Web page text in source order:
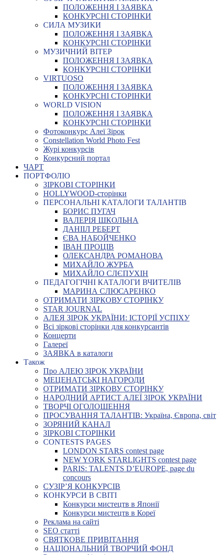
ПОЛОЖЕННЯ І ЗАЯВКА
КОНКУРСНІ СТОРІНКИ
СИЛА МУЗИКИ
ПОЛОЖЕННЯ І ЗАЯВКА
КОНКУРСНІ СТОРІНКИ
МУЗИЧНИЙ ВІТЕР
ПОЛОЖЕННЯ І ЗАЯВКА
КОНКУРСНІ СТОРІНКИ
VIRTUOSO
ПОЛОЖЕННЯ І ЗАЯВКА
КОНКУРСНІ СТОРІНКИ
WORLD VISION
ПОЛОЖЕННЯ І ЗАЯВКА
КОНКУРСНІ СТОРІНКИ
Фотоконкурс Алеї Зірок
Constellation World Photo Fest
Журі конкурсів
Конкурсний портал
ЧАРТ
ПОРТФОЛІО
ЗІРКОВІ СТОРІНКИ
HOLLYWOOD-сторінки
ПЕРСОНАЛЬНІ КАТАЛОГИ ТАЛАНТІВ
БОРИС ПУГАЧ
ВАЛЕРІЯ ШКОЛЬНА
ДАНІІЛ РЕБЕРТ
ЄВА НАБОЙЧЕНКО
ІВАН ПРОЦІВ
ОЛЕКСАНДРА РОМАНОВА
МИХАЙЛО ЖУРБА
МИХАЙЛО СЛЄПУХІН
ПЕДАГОГІЧНІ КАТАЛОГИ ВЧИТЕЛІВ
МАРИНА СЛЮСАРЕНКО
ОТРИМАТИ ЗІРКОВУ СТОРІНКУ
STAR JOURNAL
АЛЕЯ ЗІРОК УКРАЇНИ: ІСТОРІЇ УСПІХУ
Всі зіркові сторінки для конкурсантів
Концерти
Галереї
ЗАЯВКА в каталоги
Також
Про АЛЕЮ ЗІРОК УКРАЇНИ
МЕЦЕНАТСЬКІ НАГОРОДИ
ОТРИМАТИ ЗІРКОВУ СТОРІНКУ
НАРОДНИЙ АРТИСТ АЛЕЇ ЗІРОК УКРАЇНИ
ТВОРЧІ ОГОЛОШЕННЯ
ПРОСУВАННЯ ТАЛАНТІВ: Україна, Європа, світ
ЗОРЯНИЙ КАНАЛ
ЗІРКОВІ СТОРІНКИ
CONTESTS PAGES
LONDON STARS contest page
NEW YORK STARLIGHTS contest page
PARIS: TALENTS D’EUROPE, page du
concours
СУЗІР’Я КОНКУРСІВ
КОНКУРСИ В СВІТІ
Конкурси мистецтв в Японії
Конкурси мистецтв в Кореї
Реклама на сайті
SEO статті
СВЯТКОВЕ ПРИВІТАННЯ
НАЦІОНАЛЬНИЙ ТВОРЧИЙ ФОНД